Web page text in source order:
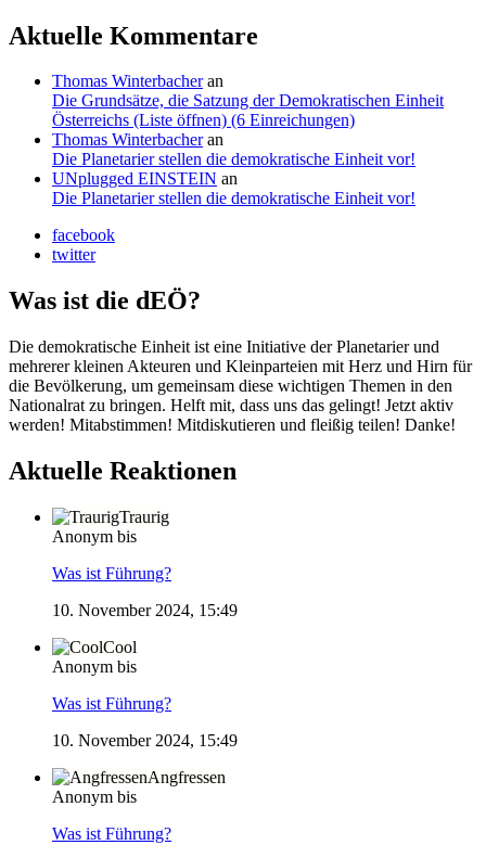
Aktuelle Kommentare
Thomas Winterbacheran
Die Grundsätze, die Satzung der Demokratischen Einheit
Österreichs (Liste öffnen) (6 Einreichungen)
Thomas Winterbacheran
Die Planetarier stellen die demokratische Einheit vor!
UNplugged EINSTEIN an
Die Planetarier stellen die demokratische Einheit vor!
facebook
twitter
Was ist die dEÖ?
Die demokratische Einheit ist eine Initiative der Planetarier und
mehrerer kleinen Akteuren und Kleinparteien mit Herz und Hirn für
die Bevölkerung, um gemeinsam diese wichtigen Themen in den
Nationalrat zu bringen. Helft mit, dass uns das gelingt! Jetzt aktiv
werden! Mitabstimmen! Mitdiskutieren und fleißig teilen! Danke!
Aktuelle Reaktionen
Traurig
Anonym bis
Was ist Führung?
10. November 2024, 15:49
Cool
Anonym bis
Was ist Führung?
10. November 2024, 15:49
Angfressen
Anonym bis
Was ist Führung?